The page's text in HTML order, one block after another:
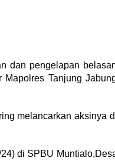
dan pengelapan
Tanjung
melancarkan aksinya
di SPBU